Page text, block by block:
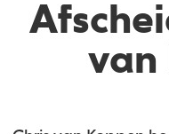
van